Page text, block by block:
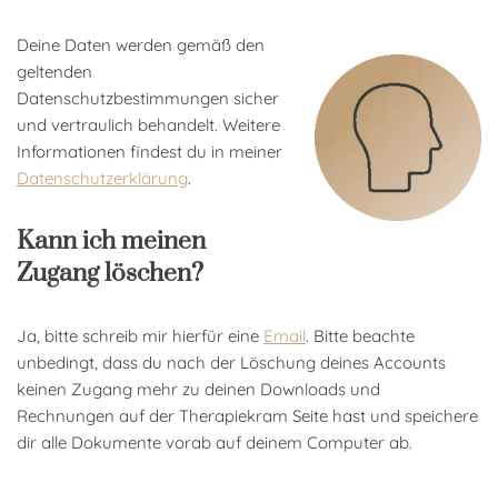
Deine Daten werden gemäß den
geltenden
Datenschutzbestimmungen sicher
und vertraulich behandelt. Weitere
Informationen findest du in meiner
Datenschutzerklärung.
Kann ich meinen
Zugang löschen?
Ja, bitte schreib mir hierfür eine Email. Bitte beachte
unbedingt, dass du nach der Löschung deines Accounts
keinen Zugang mehr zu deinen Downloads und
Rechnungen auf der Therapiekram Seite hast und speichere
dir alle Dokumente vorab auf deinem Computer ab.